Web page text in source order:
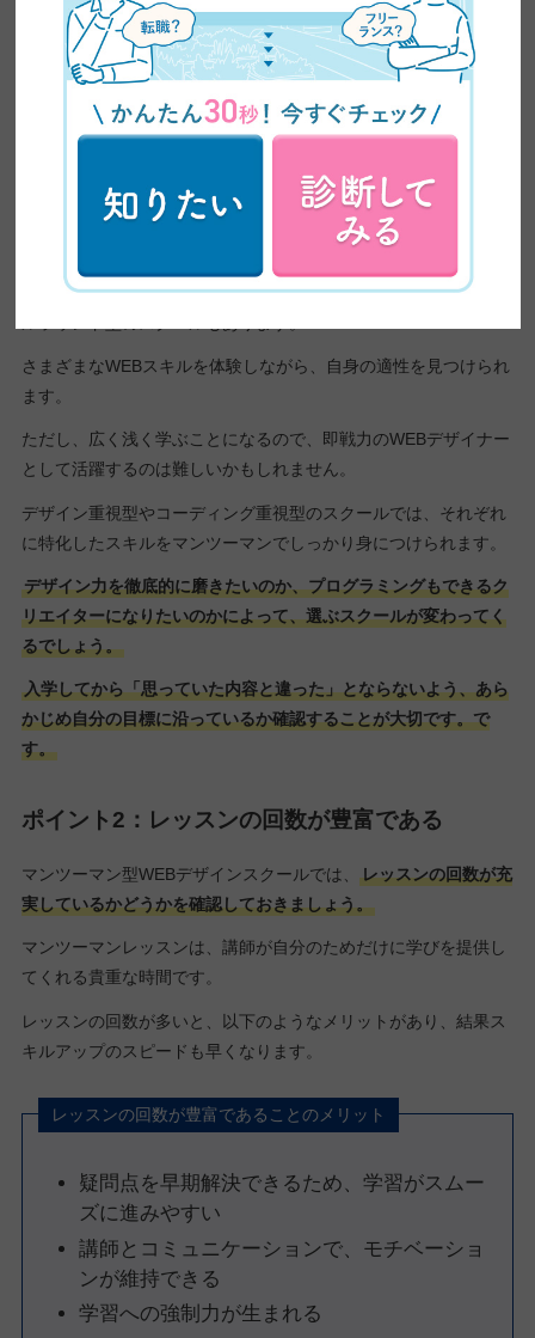
・プログラミングは
基礎的な知識程度
即戦力になりたい人
プログラミング重視
・HTML/CSS、
JavaScriptなどコーデ
ィングが理解できる
・サイトの動きや機
・デザインは基礎的
ルを高めたい人
・WEB制作の実装部
・エンジニア志望の
人
まずはWEBデザインの世界を幅広く知りたいという方には、オー
さまざまなWEBスキルを体験しながら、自身の適性を見つけられ
ます。
ただし、広く浅く学ぶことになるので、即戦力のWEBデザイナー
として活躍するのは難しいかもしれません。
デザイン重視型やコーディング重視型のスクールでは、それぞれ
に特化したスキルをマンツーマンでしっかり身につけられます。
デザイン力を徹底的に磨きたいのか、プログラミングもできるク
リエイターになりたいのかによって、選ぶスクールが変わってく
るでしょう。
入学してから「思っていた内容と違った」とならないよう、あら
かじめ自分の目標に沿っているか確認することが大切です。で
す。
ポイント2：レッスンの回数が豊富である
マンツーマン型WEBデザインスクールでは、
レッスンの回数が充
実しているかどうかを確認しておきましょう。
マンツーマンレッスンは、講師が自分のためだけに学びを提供し
てくれる貴重な時間です。
レッスンの回数が多いと、以下のようなメリットがあり、結果ス
キルアップのスピードも早くなります。
レッスンの回数が豊富であることのメリット
疑問点を早期解決できるため、学習がスムー
ズに進みやすい
講師とコミュニケーションで、モチベーショ
ンが維持できる
学習への強制力が生まれる